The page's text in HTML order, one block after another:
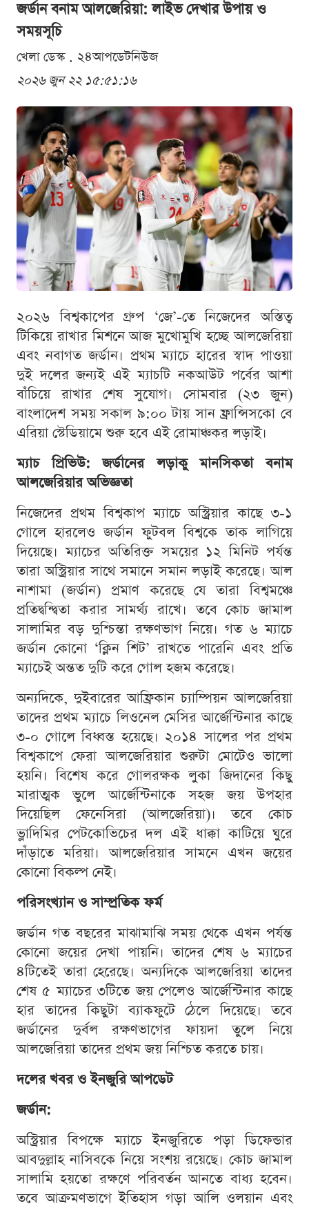
জর্ডান বনাম আলজেরিয়া: লাইভ দেখার উপায় ও
সময়সূচি
খেলা ডেস্ক . ২৪আপডেটনিউজ
২০২৬ জুন ২২ ১৫:৫১:১৬
২০২৬ বিশ্বকাপের গ্রুপ ‘জে’-তে নিজেদের অস্তিত্ব
টিকিয়ে রাখার মিশনে আজ মুখোমুখি হচ্ছে আলজেরিয়া
এবং নবাগত জর্ডান। প্রথম ম্যাচে হারের স্বাদ পাওয়া
দুই দলের জন্যই এই ম্যাচটি নকআউট পর্বের আশা
বাঁচিয়ে রাখার শেষ সুযোগ। সোমবার (২৩ জুন)
বাংলাদেশ সময় সকাল ৯:০০ টায় সান ফ্রান্সিসকো বে
এরিয়া স্টেডিয়ামে শুরু হবে এই রোমাঞ্চকর লড়াই।
ম্যাচ প্রিভিউ: জর্ডানের লড়াকু মানসিকতা বনাম
আলজেরিয়ার অভিজ্ঞতা
নিজেদের প্রথম বিশ্বকাপ ম্যাচে অস্ট্রিয়ার কাছে ৩-১
গোলে হারলেও জর্ডান ফুটবল বিশ্বকে তাক লাগিয়ে
দিয়েছে। ম্যাচের অতিরিক্ত সময়ের ১২ মিনিট পর্যন্ত
তারা অস্ট্রিয়ার সাথে সমানে সমান লড়াই করেছে। আল
নাশামা (জর্ডান) প্রমাণ করেছে যে তারা বিশ্বমঞ্চে
প্রতিদ্বন্দ্বিতা করার সামর্থ্য রাখে। তবে কোচ জামাল
সালামির বড় দুশ্চিন্তা রক্ষণভাগ নিয়ে। গত ৬ ম্যাচে
জর্ডান কোনো ‘ক্লিন শিট’ রাখতে পারেনি এবং প্রতি
ম্যাচেই অন্তত দুটি করে গোল হজম করেছে।
অন্যদিকে, দুইবারের আফ্রিকান চ্যাম্পিয়ন আলজেরিয়া
তাদের প্রথম ম্যাচে লিওনেল মেসির আর্জেন্টিনার কাছে
৩-০ গোলে বিধ্বস্ত হয়েছে। ২০১৪ সালের পর প্রথম
বিশ্বকাপে ফেরা আলজেরিয়ার শুরুটা মোটেও ভালো
হয়নি। বিশেষ করে গোলরক্ষক লুকা জিদানের কিছু
মারাত্মক ভুলে আর্জেন্টিনাকে সহজ জয় উপহার
দিয়েছিল ফেনেসিরা (আলজেরিয়া)। তবে কোচ
ভ্লাদিমির পেটকোভিচের দল এই ধাক্কা কাটিয়ে ঘুরে
দাঁড়াতে মরিয়া। আলজেরিয়ার সামনে এখন জয়ের
কোনো বিকল্প নেই।
পরিসংখ্যান ও সাম্প্রতিক ফর্ম
জর্ডান গত বছরের মাঝামাঝি সময় থেকে এখন পর্যন্ত
কোনো জয়ের দেখা পায়নি। তাদের শেষ ৬ ম্যাচের
৪টিতেই তারা হেরেছে। অন্যদিকে আলজেরিয়া তাদের
শেষ ৫ ম্যাচের ৩টিতে জয় পেলেও আর্জেন্টিনার কাছে
হার তাদের কিছুটা ব্যাকফুটে ঠেলে দিয়েছে। তবে
জর্ডানের দুর্বল রক্ষণভাগের ফায়দা তুলে নিয়ে
আলজেরিয়া তাদের প্রথম জয় নিশ্চিত করতে চায়।
দলের খবর ও ইনজুরি আপডেট
জর্ডান:
অস্ট্রিয়ার বিপক্ষে ম্যাচে ইনজুরিতে পড়া ডিফেন্ডার
আবদুল্লাহ নাসিবকে নিয়ে সংশয় রয়েছে। কোচ জামাল
সালামি হয়তো রক্ষণে পরিবর্তন আনতে বাধ্য হবেন।
তবে আক্রমণভাগে ইতিহাস গড়া আলি ওলয়ান এবং